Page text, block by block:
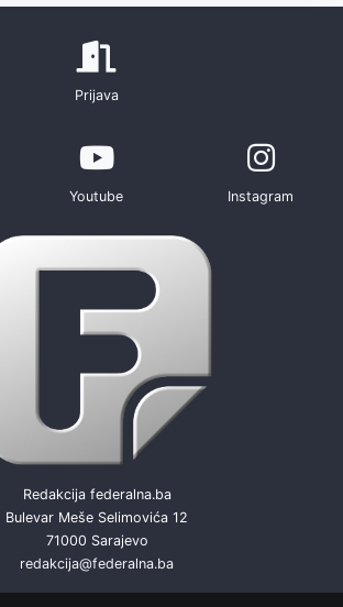
Prijava
Youtube Instagram
Redakcija federalna.ba
Bulevar Meše Selimovića 12
71000 Sarajevo
redakcija@federalna.ba